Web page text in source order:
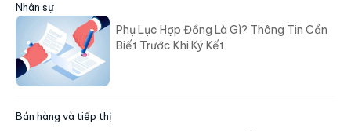
Nhân sự
Phụ Lục Hợp Đồng Là Gì? Thông Tin Cần
Biết Trước Khi Ký Kết
Bán hàng và tiếp thị